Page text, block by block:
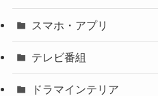
スマホ・アプリ
テレビ番組
ドラマインテリア